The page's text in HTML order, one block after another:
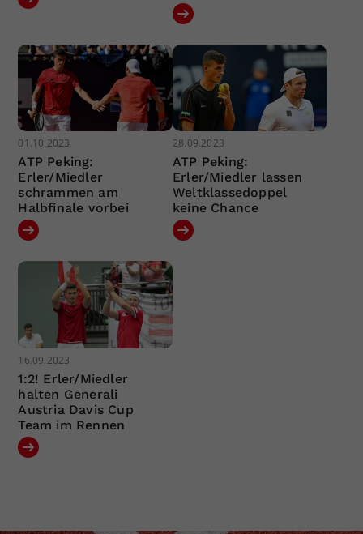
01.10.2023
ATP Peking:
Erler/Miedler
schrammen am
Halbfinale vorbei
28.09.2023
ATP Peking:
Erler/Miedler lassen
Weltklassedoppel
keine Chance
16.09.2023
1:2! Erler/Miedler
halten Generali
Austria Davis Cup
Team im Rennen